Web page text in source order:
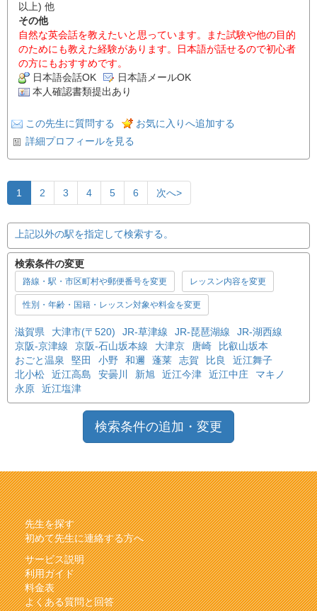
以上) 他
その他
自然な英会話を教えたいと思っています。また試験や他の目的
のためにも教えた経験があります。日本語が話せるので初心者
の方にもおすすめです。
日本語会話OK
日本語メールOK
本人確認書類提出あり
この先生に質問する
お気に入りへ追加する
詳細プロフィールを見る
1 2 3 4 5 6 次へ>
上記以外の駅を指定して検索する。
検索条件の変更
路線・駅・市区町村や郵便番号を変更 レッスン内容を変更
性別・年齢・国籍・レッスン対象や料金を変更
滋賀県 大津市(〒520) JR-草津線 JR-琵琶湖線
JR-湖西線
京阪-京津線
京阪-石山坂本線 大津京 唐崎
比叡山坂本
おごと温泉
堅田 小野 和邇 蓬莱 志賀 比良
近江舞子
北小松
近江高島 安曇川 新旭 近江今津 近江中庄
マキノ
永原
近江塩津
検索条件の追加・変更
先生を探す
初めて先生に連絡する方へ
サービス説明
利用ガイド
料金表
よくある質問と回答